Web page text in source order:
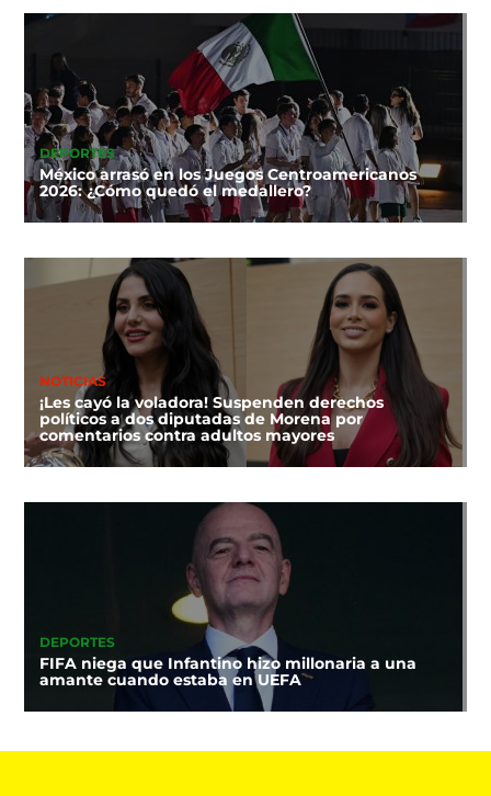
DEPORTES
México arrasó en los Juegos Centroamericanos
2026: ¿Cómo quedó el medallero?
NOTICIAS
¡Les cayó la voladora! Suspenden derechos
políticos a dos diputadas de Morena por
comentarios contra adultos mayores
DEPORTES
FIFA niega que Infantino hizo millonaria a una
amante cuando estaba en UEFA